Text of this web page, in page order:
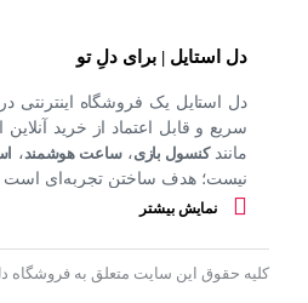
دل استایل | برای دلِ تو
دل استایل یک فروشگاه اینترنتی
سریع و قابل اعتماد از خرید آنلاین
مانندکنسول بازی،ساعت هوشمند،
نیست؛ هدف ساختن تجربه‌ای است
کند.
نمایش بیشتر
کلیه حقوق این سایت متعلق به فروشگاه دل